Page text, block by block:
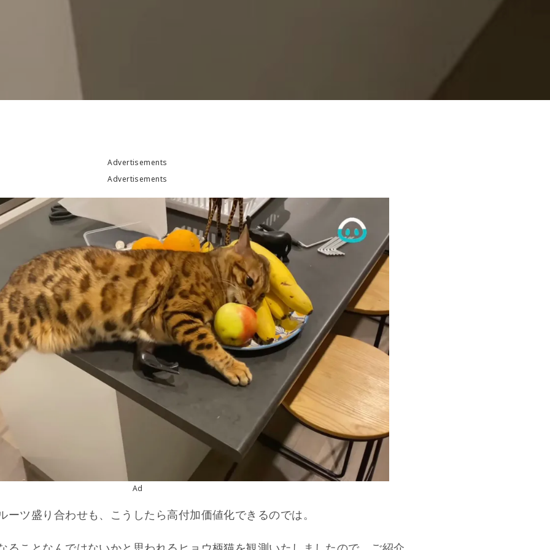
Advertisements
Advertisements
Ad
ーツ盛り合わせも、こうしたら高付加価値化できるのでは。